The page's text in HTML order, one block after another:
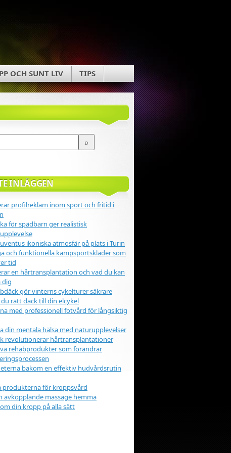
OCH SUNT LIV TIPS
INLÄGGEN
profilreklam inom sport och fritid i
för spädbarn ger realistisk
ikoniska atmosfär på plats i Turin
och funktionella kampsportskläder som
tid
en hårtransplantation och vad du kan
dig
gör vinterns cykelturer säkrare
du rätt däck till din elcykel
med professionell fotvård för långsiktig
din mentala hälsa med naturupplevelser
revolutionerar hårtransplantationer
rehabprodukter som förändrar
bakom en effektiv hudvårdsrutin
produkterna för kroppsvård
avkopplande massage hemma
din kropp på alla sätt